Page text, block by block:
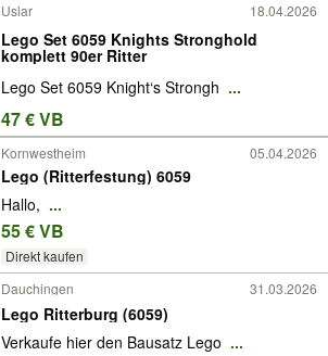
Uslar 18.04.2026
Lego Set 6059 Knights Stronghold
komplett 90er Ritter
Lego Set 6059 Knight‘s Strongh ...
47 € VB
Kornwestheim 05.04.2026
Lego (Ritterfestung) 6059
Hallo, ...
55 € VB
Direkt kaufen
Dauchingen
31.03.2026
Lego Ritterburg (6059)
Verkaufe hier den Bausatz Lego ...